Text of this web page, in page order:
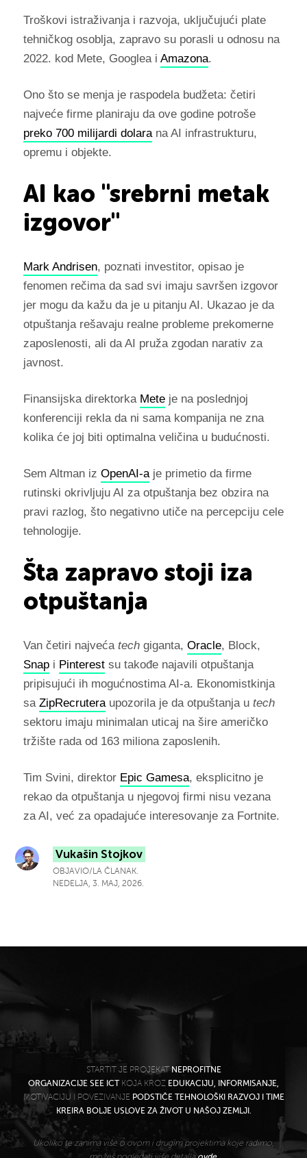
Troškovi istraživanja i razvoja, uključujući plate
tehničkog osoblja, zapravo su porasli u odnosu na
2022. kod Mete, Googlea i Amazona.
Ono što se menja je raspodela budžeta: četiri
najveće firme planiraju da ove godine potroše
preko 700 milijardi dolarana AI infrastrukturu,
opremu i objekte.
AI kao "srebrni metak
izgovor"
Mark Andrisen, poznati investitor, opisao je
fenomen rečima da sad svi imaju savršen izgovor
jer mogu da kažu da je u pitanju AI. Ukazao je da
otpuštanja rešavaju realne probleme prekomerne
zaposlenosti, ali da AI pruža zgodan narativ za
javnost.
Finansijska direktorka Meteje na poslednjoj
konferenciji rekla da ni sama kompanija ne zna
kolika će joj biti optimalna veličina u budućnosti.
Sem Altman iz OpenAI-aje primetio da firme
rutinski okrivljuju AI za otpuštanja bez obzira na
pravi razlog, što negativno utiče na percepciju cele
tehnologije.
Šta zapravo stoji iza
otpuštanja
Van četiri najveća techgiganta, Oracle, Block,
Snapi Pinterestsu takođe najavili otpuštanja
pripisujući ih mogućnostima AI-a. Ekonomistkinja
sa ZipRecruteraupozorila je da otpuštanja u tech
sektoru imaju minimalan uticaj na šire američko
tržište rada od 163 miliona zaposlenih.
Tim Svini, direktor Epic Gamesa, eksplicitno je
rekao da otpuštanja u njegovoj firmi nisu vezana
za AI, već za opadajuće interesovanje za Fortnite.
Vukašin Stojkov
OBJAVIO/LA ČLANAK.
NEDELJA, 3. MAJ, 2026.
STARTIT JE PROJEKAT NEPROFITNE
ORGANIZACIJE SEE ICTKOJA KROZ EDUKACIJU, INFORMISANJE,
MOTIVACIJU I POVEZIVANJE PODSTIČE TEHNOLOŠKI RAZVOJ I TIME
KREIRA BOLJE USLOVE ZA ŽIVOT U NAŠOJ ZEMLJI.
Ukoliko te zanima više o ovom i drugim projektima koje radimo,